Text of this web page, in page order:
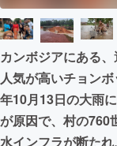
ビジネ
まちづ
カンボジアにある
人気が高いチョン
年10月13日の大雨
が原因で、村の760
水インフラが断た